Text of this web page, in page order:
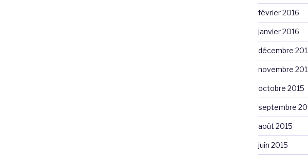
février 2016
janvier 2016
décembre
novembre
octobre 2015
septembre
août 2015
juin 2015